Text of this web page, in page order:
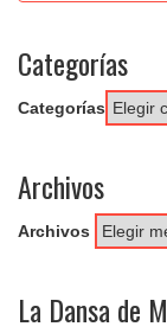
Categorías
Categorías
Archivos
Archivos
La Dansa de